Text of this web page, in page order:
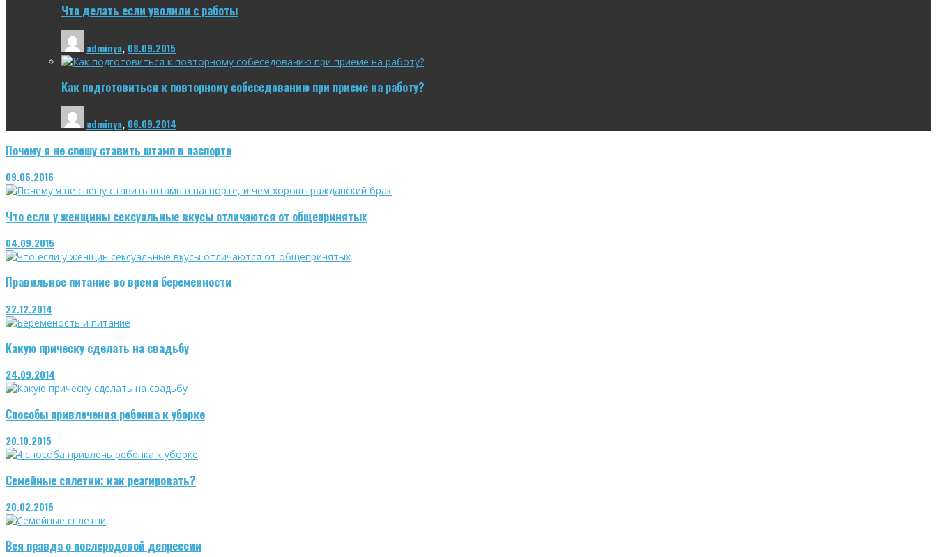
Что делать если уволили с работы
adminya, 08.09.2015
Как подготовиться к повторному собеседованию при приеме на работу?
adminya, 06.09.2014
Почему я не спешу ставить штамп в паспорте
09.06.2016
Что если у женщины сексуальные вкусы отличаются от общепринятых
04.09.2015
Правильное питание во время беременности
22.12.2014
Какую прическу сделать на свадьбу
24.09.2014
Способы привлечения ребенка к уборке
20.10.2015
Семейные сплетни: как реагировать?
20.02.2015
Вся правда о послеродовой депрессии